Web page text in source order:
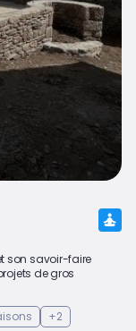
son savoir-faire
de gros
+2